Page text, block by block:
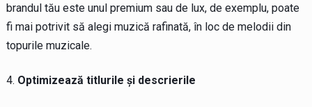
brandul tău este unul premium sau de lux, de exemplu, poate
fi mai potrivit să alegi muzică rafinată, în loc de melodii din
topurile muzicale.
Optimizează titlurile și descrierile